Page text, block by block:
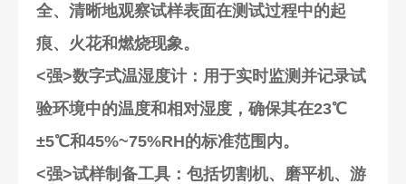
全、清晰地观察试样表面在测试过程中的起
痕、火花和燃烧现象。
<强>数字式温湿度计：用于实时监测并记录试
验环境中的温度和相对湿度，确保其在23℃
±5℃和45%~75%RH的标准范围内。
<强>试样制备工具 ：包括切割机、磨平机、游